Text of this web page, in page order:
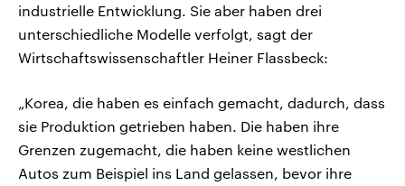
industrielle Entwicklung. Sie aber haben drei
unterschiedliche Modelle verfolgt, sagt der
Wirtschaftswissenschaftler Heiner Flassbeck:
„Korea, die haben es einfach gemacht, dadurch, dass
sie Produktion getrieben haben. Die haben ihre
Grenzen zugemacht, die haben keine westlichen
Autos zum Beispiel ins Land gelassen, bevor ihre